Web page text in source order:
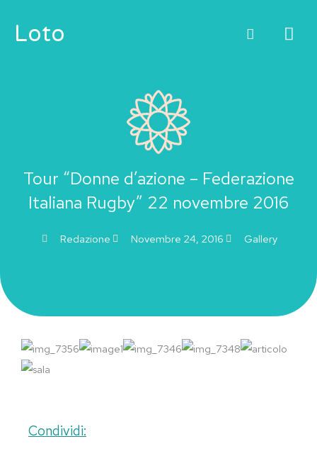
Loto
Tour “Donne d’azione – Federazione
Italiana Rugby” 22 novembre 2016
Redazione Novembre 24, 2016 Gallery
Condividi: